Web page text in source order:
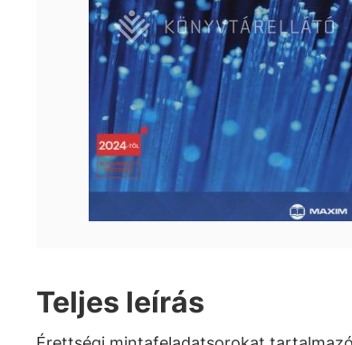
Teljes leírás